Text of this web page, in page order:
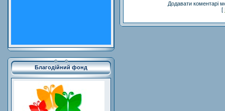
Благодійний фонд
Додавати коментарі
[